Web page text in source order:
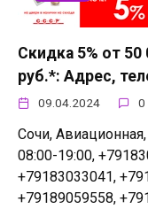
Скидка 5% от 50
руб.*: Адрес,
09.04.2024 0
Сочи,
08:00-19:00,
+79183033041,
+79189059558,